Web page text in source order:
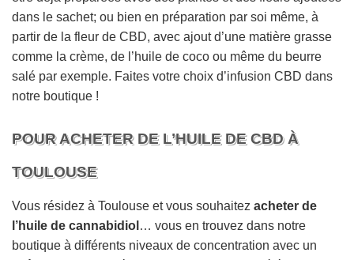
dans le sachet; ou bien en préparation par soi même, à
partir de la fleur de CBD, avec ajout d’une matière grasse
comme la crème, de l’huile de coco ou même du beurre
salé par exemple. Faites votre choix d’infusion CBD dans
notre boutique !
POUR ACHETER DE L’HUILE DE CBD À
TOULOUSE
Vous résidez à Toulouse et vous souhaitez acheter de
l’huile de cannabidiol … vous en trouvez dans notre
boutique à différents niveaux de concentration avec un